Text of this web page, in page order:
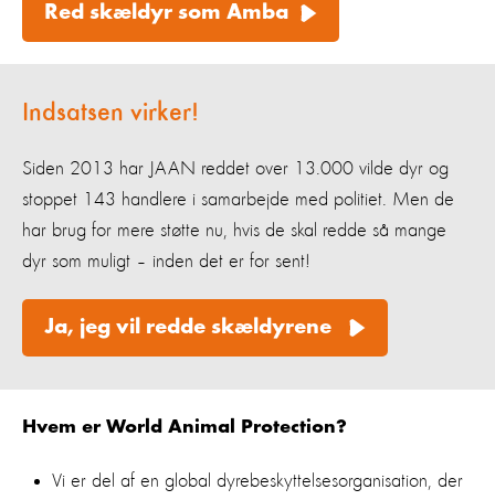
Red skældyr som Amba
Indsatsen virker!
Siden 2013 har JAAN reddet over 13.000 vilde dyr og
stoppet 143 handlere i samarbejde med politiet. Men de
har brug for mere støtte nu, hvis de skal redde så mange
dyr som muligt – inden det er for sent!
Ja, jeg vil redde skældyrene
Hvem er World Animal Protection?
Vi er del af en global dyrebeskyttelsesorganisation, der